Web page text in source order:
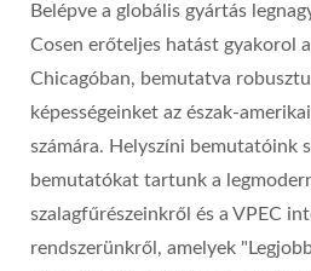
Belépve a globális gyártás
Cosen erőteljes hatást gyakorol
Chicagóban, bemutatva
képességeinket az észak-
számára. Helyszíni bemutatóink
bemutatókat tartunk a
szalagfűrészeinkről és a VPEC
rendszerünkről, amelyek